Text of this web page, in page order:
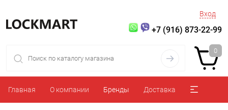
Вход
+7 (916) 873-22-99
0
Главная О компании Бренды Доставка